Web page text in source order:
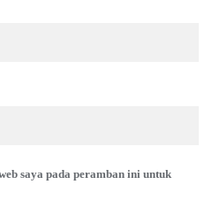
saya pada peramban ini untuk